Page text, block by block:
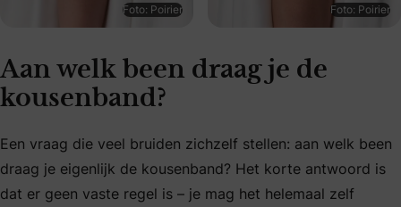
Foto: Poirier Foto: Poirier
Aan welk been draag je de
kousenband?
Een vraag die veel bruiden zichzelf stellen: aan welk been
draag je eigenlijk de kousenband? Het korte antwoord is
dat er geen vaste regel is – je mag het helemaal zelf